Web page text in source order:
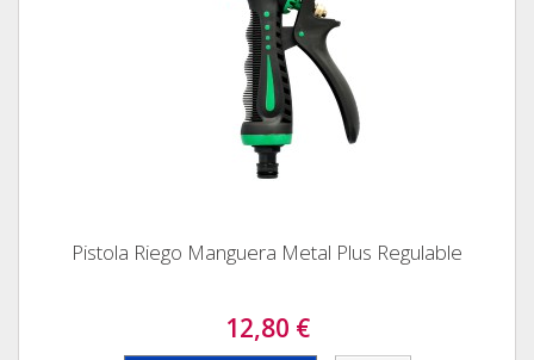
Pistola Riego Manguera Metal Plus Regulable
12,80 €